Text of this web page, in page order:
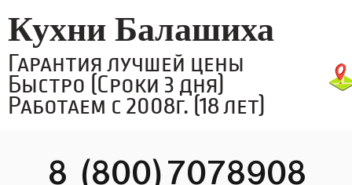
Кухни Балашиха
Гарантия лучшей цены
Быстро (Сроки 3 дня)
Работаем с 2008г. (18 лет)
8 (800)7078908